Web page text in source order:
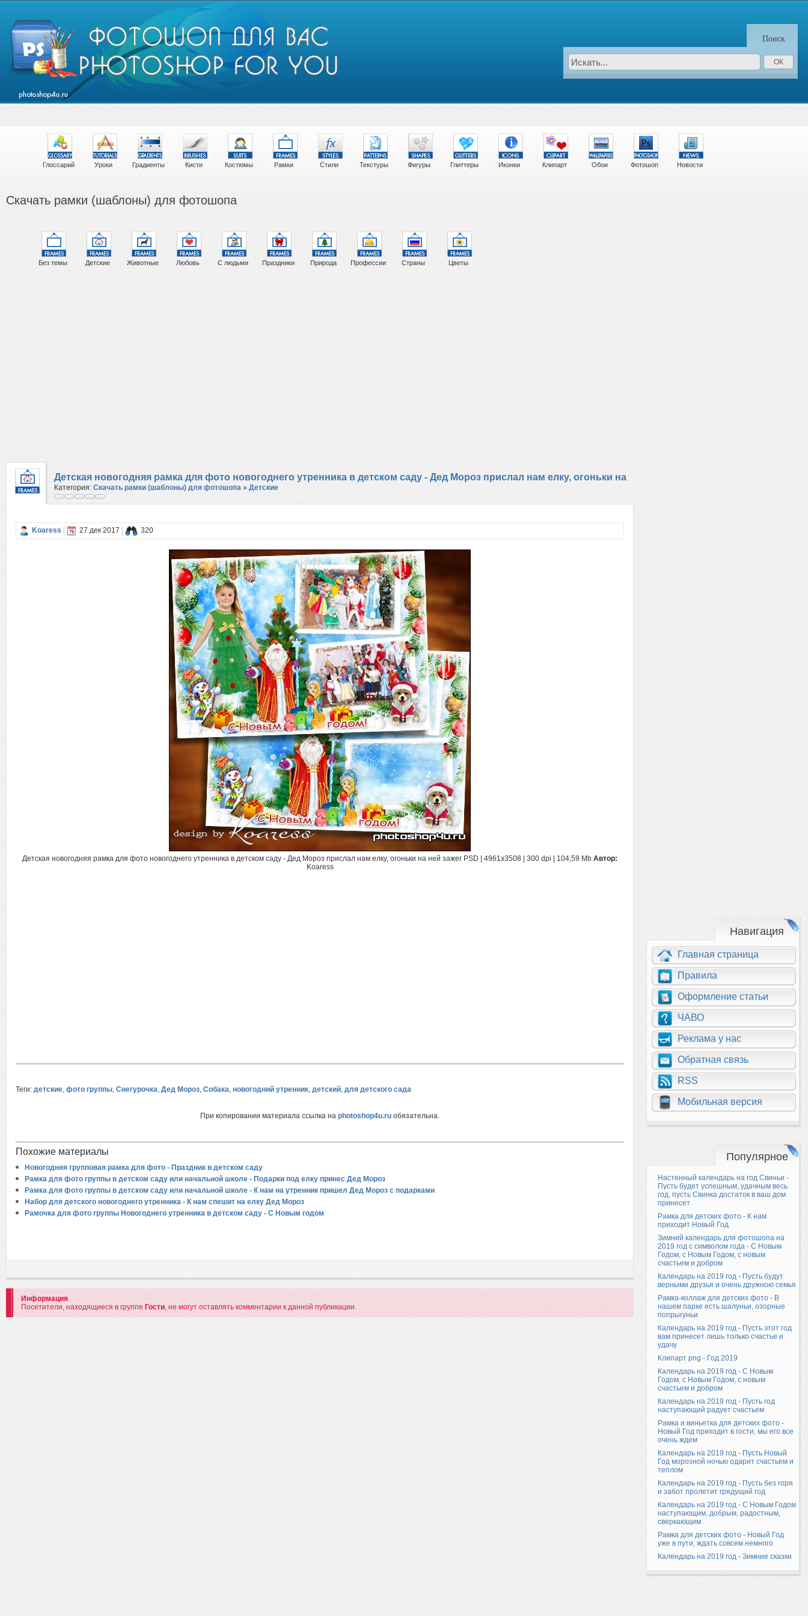
Глоссарий Уроки Градиенты Кисти Костюмы Рамки Стили Текстуры Фигуры Глиттеры Иконки Клипарт Обои Фотошоп Новости
Поиск
Скачать рамки (шаблоны) для фотошопа
Без темы Детские Животные Любовь С людьми Праздники Природа Профессии Страны Цветы
Детская новогодняя рамка для фото новогоднего утренника в детском саду - Дед Мороз прислал нам елку, огоньки на
ней зажег
Категория: Скачать рамки (шаблоны) для фотошопа » Детские
Koaress 27 дек 2017 320
Детская новогодняя рамка для фото новогоднего утренника в детском саду - Дед Мороз прислал нам елку, огоньки на ней зажег PSD | 4961x3508 | 300 dpi | 104,59 Mb Автор:
Koaress
Теги: детские, фото группы, Снегурочка, Дед Мороз, Собака, новогодний утренник, детский, для детского сада
При копировании материала ссылка на photoshop4u.ru обязательна.
Похожие материалы
Новогодняя групповая рамка для фото - Праздник в детском саду
Рамка для фото группы в детском саду или начальной школе - Подарки под елку принес Дед Мороз
Рамка для фото группы в детском саду или начальной школе - К нам на утренник пришел Дед Мороз с подарками
Набор для детского новогоднего утренника - К нам спешит на елку Дед Мороз
Рамочка для фото группы Новогоднего утренника в детском саду - С Новым годом
Информация
Посетители, находящиеся в группе Гости, не могут оставлять комментарии к данной публикации.
Навигация
Главная страница
Правила
Оформление статьи
ЧАВО
Реклама у нас
Обратная связь
RSS
Мобильная версия
Популярное
Настенный календарь на год Свиньи -
Пусть будет успешным, удачным весь
год, пусть Свинка достаток в ваш дом
принесет
Рамка для детских фото - К нам
приходит Новый Год
Зимний календарь для фотошопа на
2019 год с символом года - С Новым
Годом, с Новым Годом, с новым
счастьем и добром
Календарь на 2019 год - Пусть будут
верными друзья и очень дружною семья
Рамка-коллаж для детских фото - В
нашем парке есть шалуньи, озорные
попрыгуньи
Календарь на 2019 год - Пусть этот год
вам принесет лишь только счастье и
удачу
Клипарт png - Год 2019
Календарь на 2019 год - С Новым
Годом, с Новым Годом, с новым
счастьем и добром
Календарь на 2019 год - Пусть год
наступающий радует счастьем
Рамка и виньетка для детских фото -
Новый Год приходит в гости, мы его все
очень ждем
Календарь на 2019 год - Пусть Новый
Год морозной ночью одарит счастьем и
теплом
Календарь на 2019 год - Пусть без горя
и забот пролетит грядущий год
Календарь на 2019 год - С Новым Годом
наступающим, добрым, радостным,
сверкающим
Рамка для детских фото - Новый Год
уже в пути, ждать совсем немного
Календарь на 2019 год - Зимние сказки